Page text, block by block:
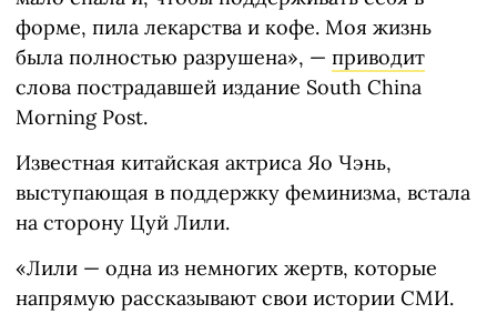
форме, пила лекарства и кофе. Моя жизнь
была полностью разрушена», — приводит
слова пострадавшей издание South China
Morning Post.
Известная китайская актриса Яо Чэнь,
выступающая в поддержку феминизма, встала
на сторону Цуй Лили.
«Лили — одна из немногих жертв, которые
напрямую рассказывают свои истории СМИ.